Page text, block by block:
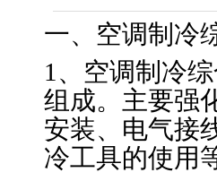
一、空调制冷
1、空调制冷
组成。主要强
安装、电气接
冷工具的使用